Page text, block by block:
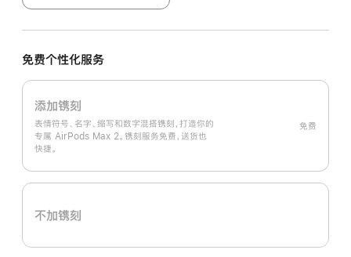
免费个性化服务
添加镌刻
表情符号、名字、缩写和数字混搭镌刻，打造你的
专属 AirPods Max 2。镌刻服务免费，送货也
快捷。
免费
不加镌刻